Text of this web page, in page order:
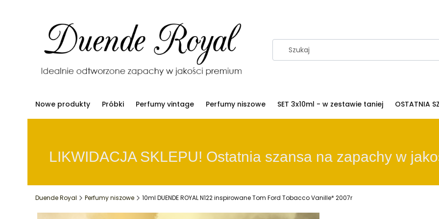
Nowe produkty Próbki Perfumy vintage Perfumy niszowe SET 3x10ml - w zestawie taniej OSTATNIA
LIKWIDACJA SKLEPU! Ostatnia szansa na zapachy w
Duende Royal Perfumy niszowe 10ml DUENDE ROYAL N122 inspirowane Tom Ford Tobacco Vanille* 2007r